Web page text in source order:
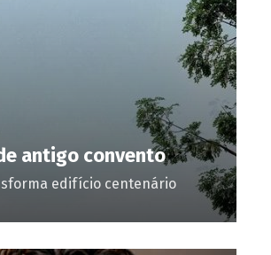
antigo convento
edifício centenário